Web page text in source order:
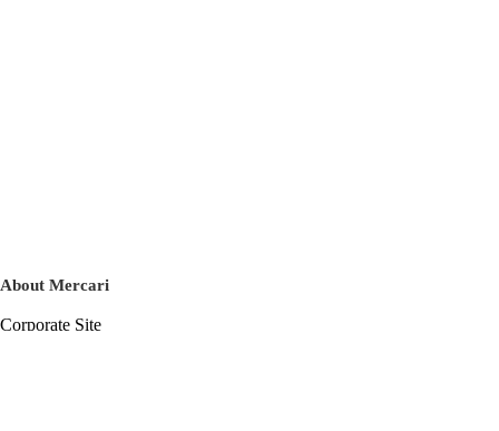
About Mercari
Corporate Site